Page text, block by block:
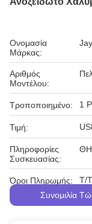
Ονομασία
Μάρκας:
Αριθμός
Μοντέλου:
Τροποποιημένο: 1
Τιμή:
Πληροφορίες
Συσκευασίας:
Όροι Πληρωμής:
T/
Συνομιλία